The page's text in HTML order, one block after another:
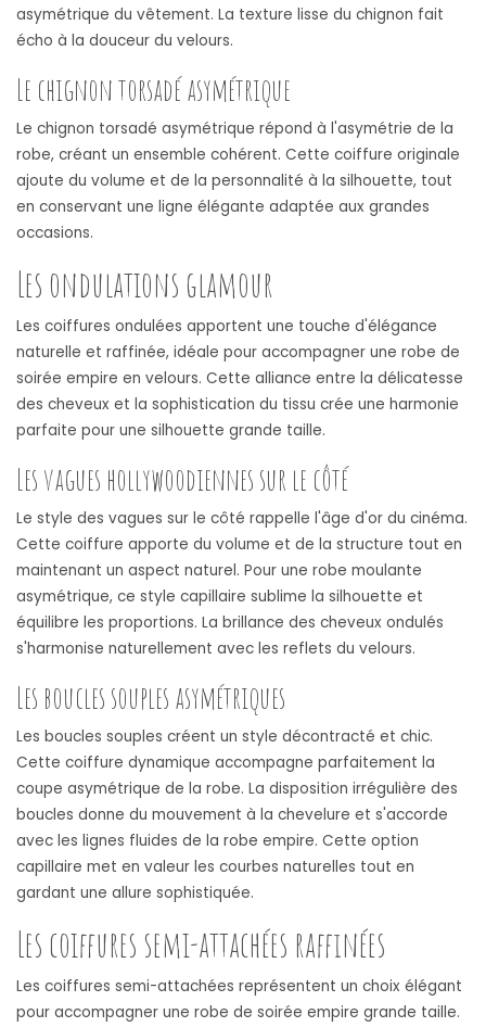
asymétrique du vêtement. La texture lisse du chignon fait
écho à la douceur du velours.
Le chignon torsadé asymétrique
Le chignon torsadé asymétrique répond à l'asymétrie de la
robe, créant un ensemble cohérent. Cette coiffure originale
ajoute du volume et de la personnalité à la silhouette, tout
en conservant une ligne élégante adaptée aux grandes
occasions.
Les ondulations glamour
Les coiffures ondulées apportent une touche d'élégance
naturelle et raffinée, idéale pour accompagner une robe de
soirée empire en velours. Cette alliance entre la délicatesse
des cheveux et la sophistication du tissu crée une harmonie
parfaite pour une silhouette grande taille.
Les vagues hollywoodiennes sur le côté
Le style des vagues sur le côté rappelle l'âge d'or du cinéma.
Cette coiffure apporte du volume et de la structure tout en
maintenant un aspect naturel. Pour une robe moulante
asymétrique, ce style capillaire sublime la silhouette et
équilibre les proportions. La brillance des cheveux ondulés
s'harmonise naturellement avec les reflets du velours.
Les boucles souples asymétriques
Les boucles souples créent un style décontracté et chic.
Cette coiffure dynamique accompagne parfaitement la
coupe asymétrique de la robe. La disposition irrégulière des
boucles donne du mouvement à la chevelure et s'accorde
avec les lignes fluides de la robe empire. Cette option
capillaire met en valeur les courbes naturelles tout en
gardant une allure sophistiquée.
Les coiffures semi-attachées raffinées
Les coiffures semi-attachées représentent un choix élégant
pour accompagner une robe de soirée empire grande taille.